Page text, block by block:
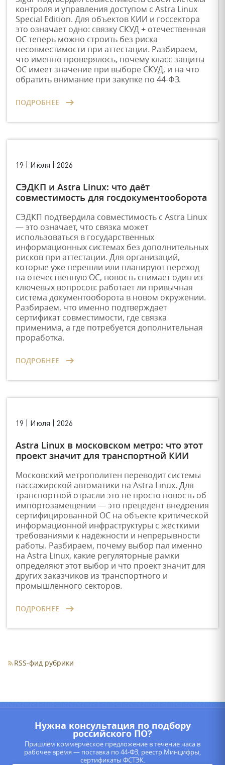
контроля и управления доступом с Astra Linux
Special Edition. Для объектов КИИ и госсектора
это означает одно: связку СКУД + отечественная
ОС теперь можно строить без риска
несовместимости при аттестации. Разбираем,
что именно проверялось, почему класс защиты
ОС имеет значение при выборе СКУД, и на что
обратить внимание при закупке по 44-ФЗ.
ПОДРОБНЕЕ
19 | Июля | 2026
СЭДКП и Astra Linux: что даёт
совместимость для госдокументооборота
СЭДКП подтвердила совместимость с Astra Linux
— это означает, что связка может
использоваться в государственных
информационных системах без дополнительных
рисков при аттестации. Для организаций,
которые уже перешли или планируют переход
на отечественную ОС, новость снимает один из
ключевых вопросов: работает ли привычная
система документооборота в новом окружении.
Разбираем, что именно подтверждает
сертификат совместимости, где связка
применима, а где потребуется дополнительная
проработка.
ПОДРОБНЕЕ
19 | Июля | 2026
Astra Linux в московском метро: что этот
проект значит для транспортной КИИ
Московский метрополитен переводит системы
пассажирской автоматики на Astra Linux. Для
транспортной отрасли это не просто новость об
импортозамещении — это прецедент внедрения
сертифицированной ОС на объекте критической
информационной инфраструктуры с жёсткими
требованиями к надёжности и непрерывности
работы. Разбираем, почему выбор пал именно
на Astra Linux, какие регуляторные рамки
определяют этот выбор и что проект значит для
других заказчиков из транспортного и
промышленного секторов.
ПОДРОБНЕЕ
RSS-фид рубрики
Нужна консультация по подбору
российского ПО?
Пришлём коммерческое предложение в течение часа в
рабочее время — поставка по 44-ФЗ, реестр Минцифры,
сертификаты ФСТЭК.